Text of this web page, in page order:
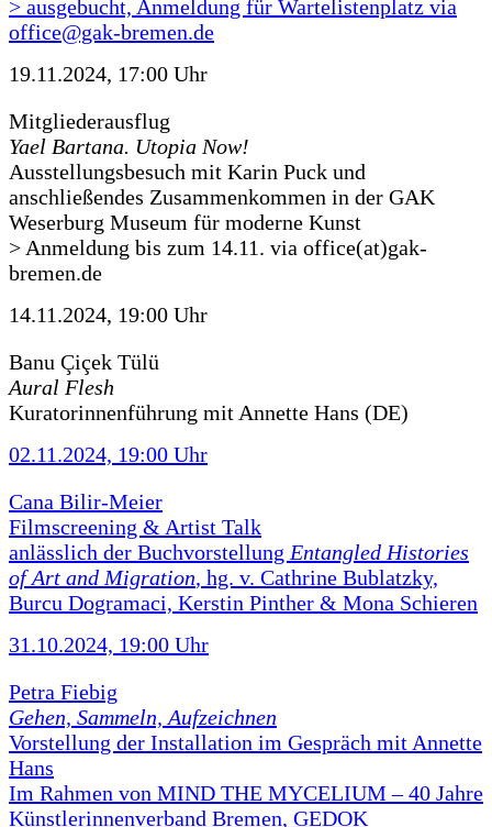
> ausgebucht, Anmeldung für Wartelistenplatz via
office@gak-bremen.de
19.11.2024, 17:00 Uhr
Mitgliederausflug
Yael Bartana. Utopia Now!
Ausstellungsbesuch mit Karin Puck und
anschließendes Zusammenkommen in der GAK
Weserburg Museum für moderne Kunst
> Anmeldung bis zum 14.11. via office(at)gak-
bremen.de
14.11.2024, 19:00 Uhr
Banu Çiçek Tülü
Aural Flesh
Kuratorinnenführung mit Annette Hans (DE)
02.11.2024, 19:00 Uhr
Cana Bilir-Meier
Filmscreening & Artist Talk
anlässlich der Buchvorstellung Entangled Histories
of Art and Migration, hg. v. Cathrine Bublatzky,
Burcu Dogramaci, Kerstin Pinther & Mona Schieren
31.10.2024, 19:00 Uhr
Petra Fiebig
Gehen, Sammeln, Aufzeichnen
Vorstellung der Installation im Gespräch mit Annette
Hans
Im Rahmen von MIND THE MYCELIUM – 40 Jahre
Künstlerinnenverband Bremen, GEDOK